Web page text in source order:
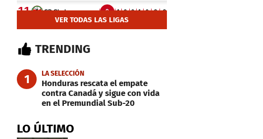
VER TODAS LAS LIGAS
TRENDING
1 LA SELECCIÓN
Honduras rescata el empate
contra Canadá y sigue con vida
en el Premundial Sub-20
LO ÚLTIMO